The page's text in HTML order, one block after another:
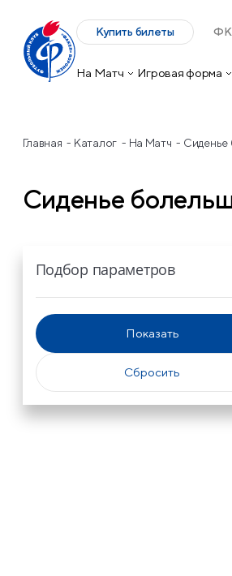
Купить билеты ФК
На Матч Игровая форма
Главная Каталог На Матч Сиденье
Сиденье
Подбор параметров